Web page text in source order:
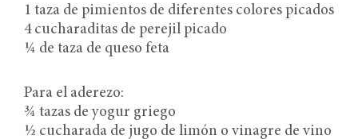
1 taza de pimientos de diferentes colores picados
4 cucharaditas de perejil picado
¼ de taza de queso feta
Para el aderezo:
¾ tazas de yogur griego
½ cucharada de jugo de limón o vinagre de vino